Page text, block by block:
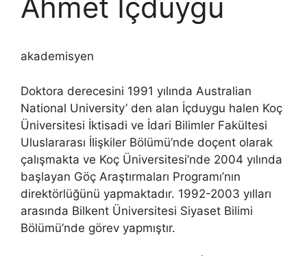
Ahmet İçduygu
akademisyen
Doktora derecesini 1991 yılında Australian
National University’ den alan İçduygu halen Koç
Üniversitesi İktisadi ve İdari Bilimler Fakültesi
Uluslararası İlişkiler Bölümü’nde doçent olarak
çalışmakta ve Koç Üniversitesi’nde 2004 yılında
başlayan Göç Araştırmaları Programı’nın
direktörlüğünü yapmaktadır. 1992-2003 yılları
arasında Bilkent Üniversitesi Siyaset Bilimi
Bölümü’nde görev yapmıştır.